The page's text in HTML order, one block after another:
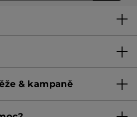
od 1. 6. 2026
& kampaně